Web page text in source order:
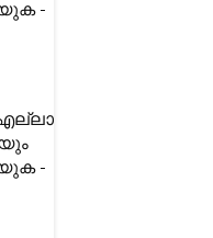
-
-